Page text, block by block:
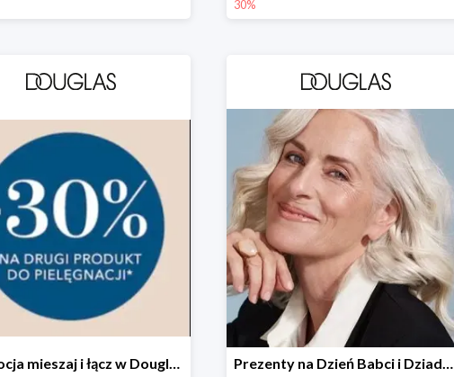
30%
Promocja mieszaj i łącz w Douglas - drugi produkt -30% Prezenty na Dzień Babci i Dziadka w Douglas do -40%